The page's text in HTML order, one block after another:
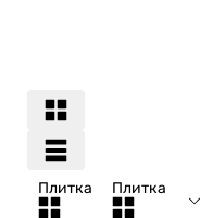
Плитка Плитка